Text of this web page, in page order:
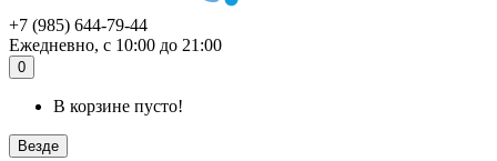
+7 (985) 644-79-44
Ежедневно, с 10:00 до 21:00
0
В корзине пусто!
Везде